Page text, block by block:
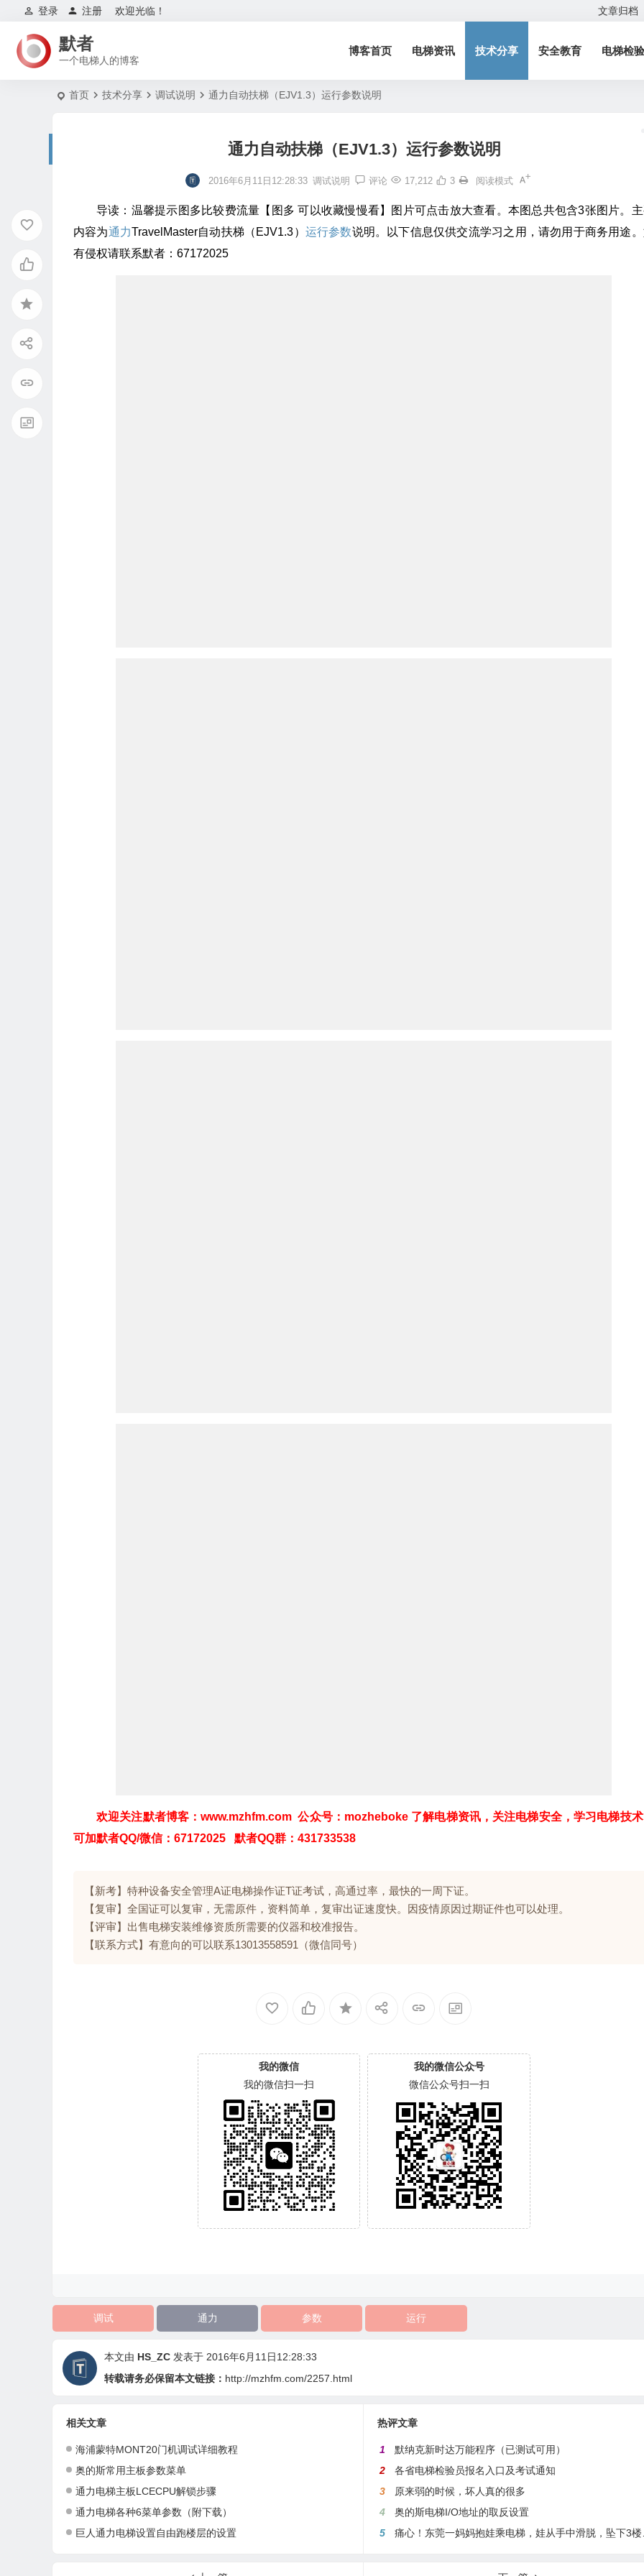
欢迎光临！
登录 注册 文章归档
默者
一个电梯人的博客
博客首页 电梯资讯 技术分享 安全教育 电梯检验
首页 技术分享 调试说明 通力自动扶梯（EJV1.3）运行参数说明
通力自动扶梯（EJV1.3）运行参数说明
2016年6月11日12:28:33 调试说明 评论 17,212 3 阅读模式
导读：温馨提示图多比较费流量【图多 可以收藏慢慢看】图片可点击放大查看。本图总共包含3张图片。
内容为通力TravelMaster自动扶梯（EJV1.3） 运行参数说明。以下信息仅供交流学习之用，请勿用于商务用途
有侵权请联系默者：67172025
欢迎关注默者博客：www.mzhfm.com 公众号：mozheboke 了解电梯资讯，关注电梯安全，学习电梯技
可加默者QQ/微信：67172025 默者QQ群：431733538
【新考】特种设备安全管理A证电梯操作证T证考试，高通过率，最快的一周下证。
【复审】全国证可以复审，无需原件，资料简单，复审出证速度快。因疫情原因过期证件也可以处理。
【评审】出售电梯安装维修资质所需要的仪器和校准报告。
【联系方式】有意向的可以联系13013558591（微信同号）
我的微信
我的微信扫一扫
我的微信公众号
微信公众号扫一扫
调试 通力 参数 运行
本文由 HS_ZC 发表于 2016年6月11日12:28:33
转载请务必保留本文链接： http://mzhfm.com/2257.html
相关文章
海浦蒙特MONT20门机调试详细教程
奥的斯常用主板参数菜单
通力电梯主板LCECPU解锁步骤
通力电梯各种6菜单参数（附下载）
巨人通力电梯设置自由跑楼层的设置
热评文章
1
默纳克新时达万能程序（已测试可用）
2
各省电梯检验员报名入口及考试通知
3
原来弱的时候，坏人真的很多
4
奥的斯电梯I/O地址的取反设置
5
痛心！东莞一妈妈抱娃乘电梯，娃从手中滑脱，坠下3楼身亡